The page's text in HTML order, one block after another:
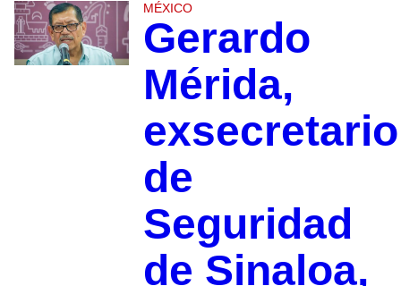
MÉXICO
Gerardo
Mérida,
exsecretario
de
Seguridad
de Sinaloa,